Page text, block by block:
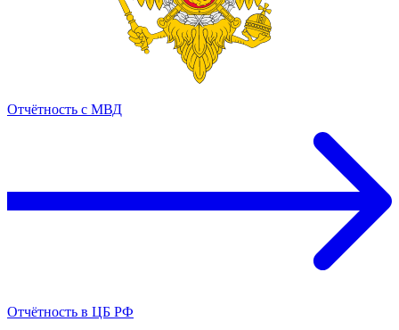
Отчётность с МВД
Отчётность в ЦБ РФ